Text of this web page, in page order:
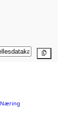
Næring